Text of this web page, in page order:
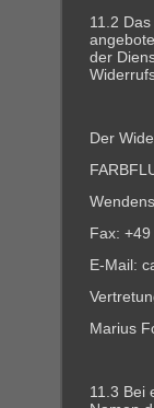
11.2
der
Der
Fax:
E-Mail:
Marius
11.3 Bei